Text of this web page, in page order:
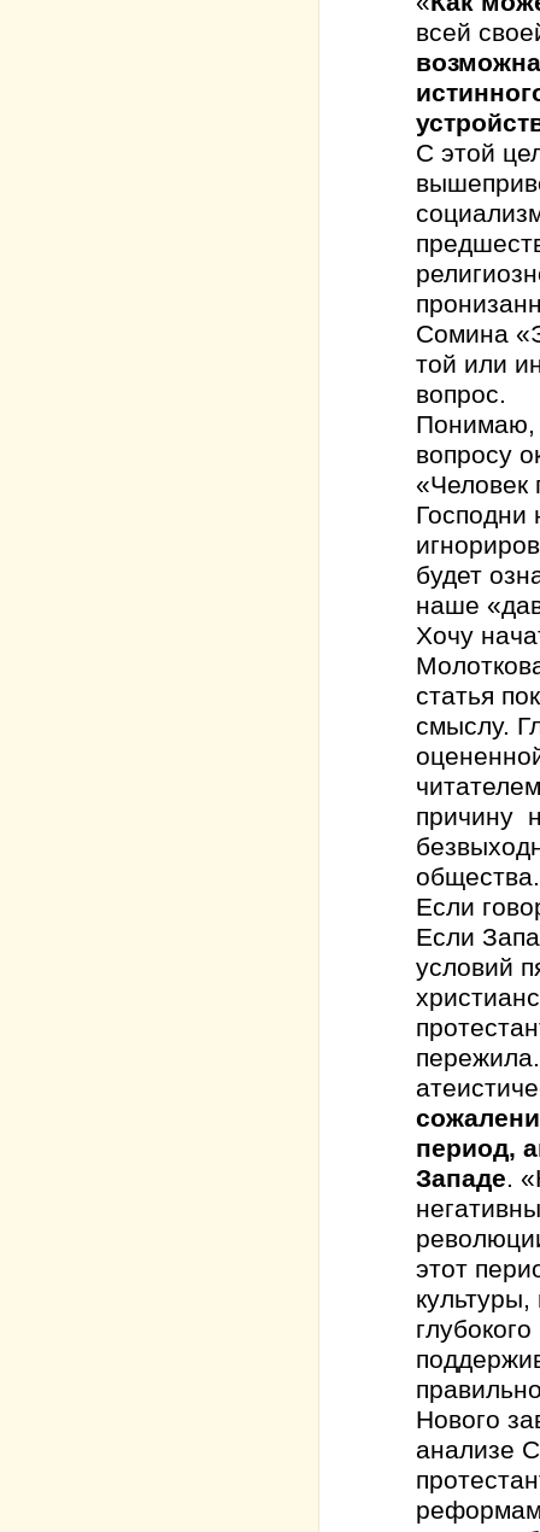
всей
С этой
Сомина
той или
вопрос.
Понимаю,
вопросу
«Человек
Господни
будет
наше
Хочу
статья
смыслу.
причину
общества.
Если
Если
условий
период,
Западе.
этот
Нового
анализе
реформам